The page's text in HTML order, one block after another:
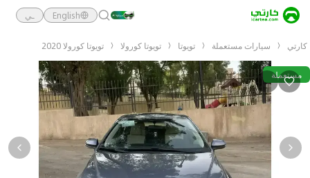
English ـي
كارتي سيارات مستعملة تويوتا تويوتا كورولا تويوتا كورولا 2020
مستعملة